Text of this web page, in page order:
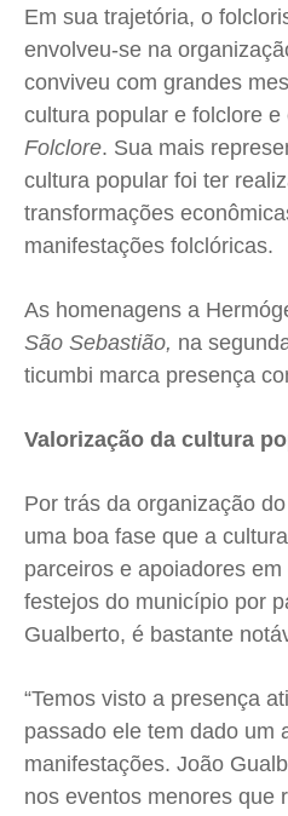
Em sua trajetória, o
envolveu-se na
conviveu com grandes
cultura popular e folclore e
Folclore. Sua mais
cultura popular foi ter
transformações
manifestações folclóricas.
As homenagens a
São Sebastião, na
ticumbi marca presença
Valorização da cultura
Por trás da organização
uma boa fase que a
parceiros e apoiadores
festejos do município por
Gualberto, é bastante
“Temos visto a presença
passado ele tem dado um
manifestações. João
nos eventos menores que